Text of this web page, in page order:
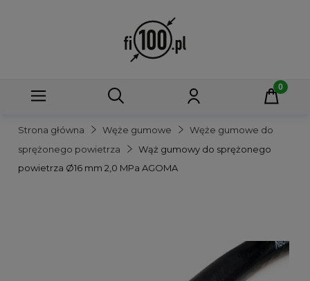
Strona główna Węże gumowe
Węże gumowe do
sprężonego powietrza
Wąż gumowy do sprężonego
powietrza Ø16 mm 2,0 MPa AGOMA